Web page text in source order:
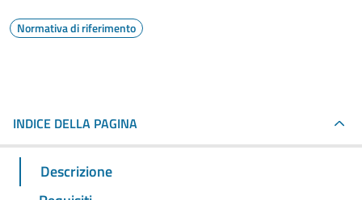
Normativa di riferimento
INDICE DELLA PAGINA
Descrizione